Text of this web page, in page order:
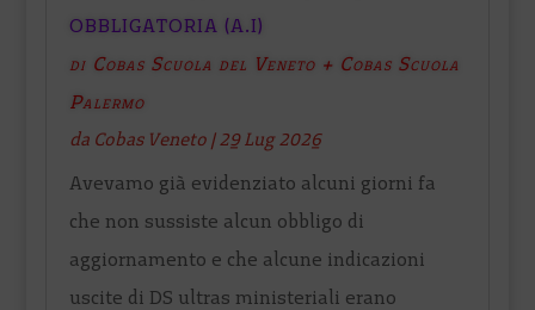
OBBLIGATORIA (A.I)
di Cobas Scuola del Veneto + Cobas Scuola
Palermo
da Cobas Veneto | 29 Lug 2026
Avevamo già evidenziato alcuni giorni fa
che non sussiste alcun obbligo di
aggiornamento e che alcune indicazioni
uscite di DS ultras ministeriali erano